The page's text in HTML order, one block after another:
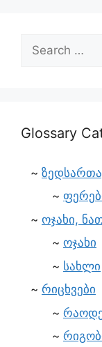
Glossary
ოჯახი,
ოჯახი
სახლი
რიცხვები